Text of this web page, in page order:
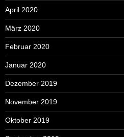
April 2020
März 2020
Februar 2020
Januar 2020
Dezember 2019
November 2019
Oktober 2019